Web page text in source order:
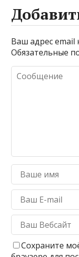
Ваш адрес email
Обязательные
Сохраните